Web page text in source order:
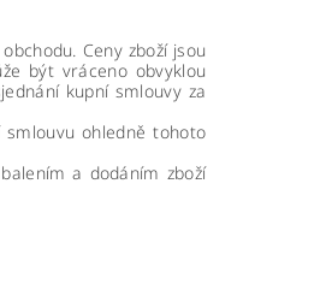
Ceny zboží jsou
být vráceno obvyklou
kupní smlouvy za
ohledně tohoto
a dodáním zboží